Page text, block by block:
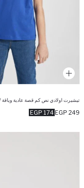
تيشيرت اولادي نص كم قصة عادية وياقة V
174 EGP 249 EGP